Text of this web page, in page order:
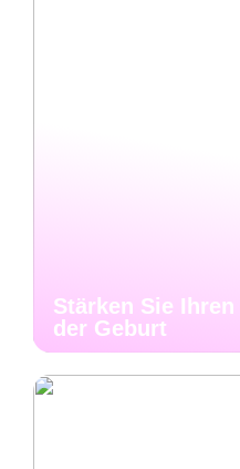
Stärken Sie
der Geburt